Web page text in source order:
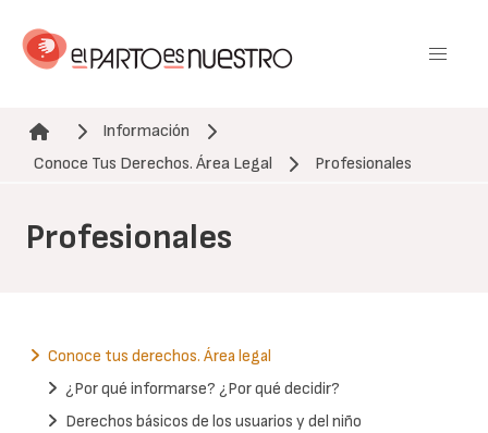
contenido
Ruta de navegación
Información
Conoce Tus Derechos. Área Legal
Profesionales
Profesionales
Conoce tus derechos. Área legal
¿Por qué informarse? ¿Por qué decidir?
Derechos básicos de los usuarios y del niño